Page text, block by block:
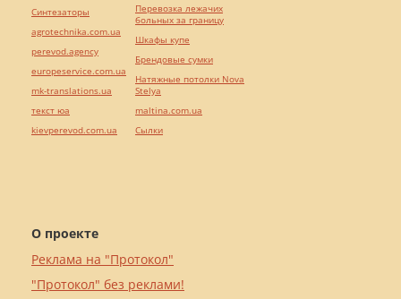
О проекте
Реклама на "Протокол"
"Протокол" без реклами!
Синтезаторы
agrotechnika.com.ua
perevod.agency
europeservice.com.ua
mk-translations.ua
текст юа
kievperevod.com.ua
Перевозка лежачих
больных за границу
Шкафы купе
Брендовые сумки
Натяжные потолки Nova
Stelya
maltina.com.ua
Cылки